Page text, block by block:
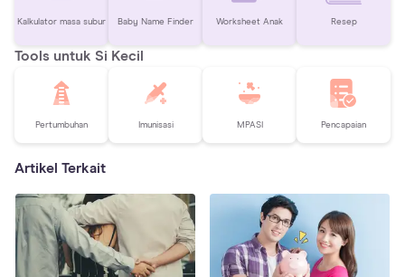
Kalkulator masa subur Baby Name Finder Worksheet Anak Resep
Tools untuk Si Kecil
Pertumbuhan Imunisasi MPASI Pencapaian
Artikel Terkait